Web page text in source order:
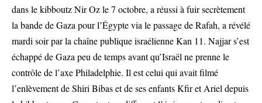
dans le kibboutz Nir Oz le 7 octobre, a réussi à fuir secrètement
la bande de Gaza pour l’Égypte via le passage de Rafah, a révélé
mardi soir par la chaîne publique israélienne Kan 11. Najjar s’est
échappé de Gaza peu de temps avant qu’Israël ne prenne le
contrôle de l’axe Philadelphie. Il est celui qui avait filmé
l’enlèvement de Shiri Bibas et de ses enfants Kfir et Ariel depuis